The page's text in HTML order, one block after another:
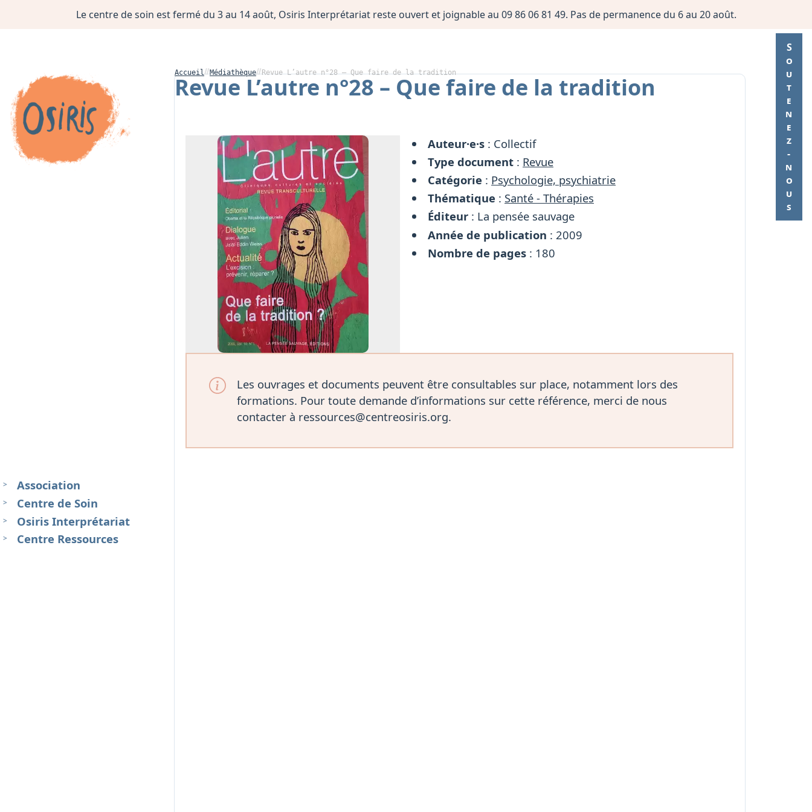
Le centre de soin est fermé du 3 au 14 août, Osiris Interprétariat reste ouvert et joignable au 09 86 06 81 49. Pas de permanence du 6 au 20 août.
Soutenez-nous
Association
Centre de Soin
Osiris Interprétariat
Centre Ressources
Accueil Médiathèque Revue L’autre n°28 – Que faire de la tradition
Revue L’autre n°28 – Que faire de la tradition
Auteur·e·s : Collectif
Type document : Revue
Catégorie : Psychologie, psychiatrie
Thématique : Santé - Thérapies
Éditeur : La pensée sauvage
Année de publication : 2009
Nombre de pages : 180
Les ouvrages et documents peuvent être consultables sur place, notamment lors des
formations. Pour toute demande d’informations sur cette référence, merci de nous
contacter à ressources@centreosiris.org.